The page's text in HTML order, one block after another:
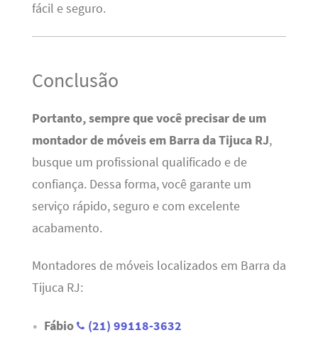
fácil e seguro.
Conclusão
Portanto, sempre que você precisar de um
montador de móveis em Barra da Tijuca RJ,
busque um profissional qualificado e de
confiança. Dessa forma, você garante um
serviço rápido, seguro e com excelente
acabamento.
Montadores de móveis localizados em Barra da
Tijuca RJ:
Fábio
(21) 99118-3632